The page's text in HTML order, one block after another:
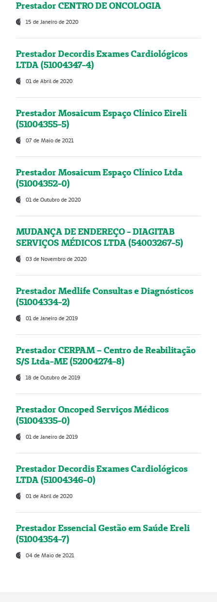
Prestador CENTRO DE ONCOLOGIA
15 de Janeiro de 2020
Prestador Decordis Exames Cardiológicos
LTDA (51004347-4)
01 de Abril de 2020
Prestador Mosaicum Espaço Clínico Eireli
(51004355-5)
07 de Maio de 2021
Prestador Mosaicum Espaço Clínico Ltda
(51004352-0)
01 de Outubro de 2020
MUDANÇA DE ENDEREÇO - DIAGITAB
SERVIÇOS MÉDICOS LTDA (54003267-5)
03 de Novembro de 2020
Prestador Medlife Consultas e Diagnósticos
(51004334-2)
01 de Janeiro de 2019
Prestador CERPAM – Centro de Reabilitação
S/S Ltda-ME (52004274-8)
18 de Outubro de 2019
Prestador Oncoped Serviços Médicos
(51004335-0)
01 de Janeiro de 2019
Prestador Decordis Exames Cardiológicos
LTDA (51004346-0)
01 de Abril de 2020
Prestador Essencial Gestão em Saúde Ereli
(51004354-7)
04 de Maio de 2021